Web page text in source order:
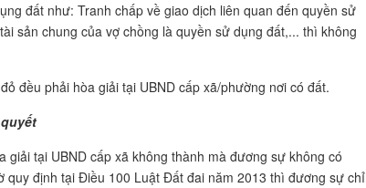
đất như: Tranh chấp về giao dịch liên quan đến quyền sử
sản chung của vợ chồng là quyền sử dụng đất,... thì không
đều phải hòa giải tại UBND cấp xã/phường nơi có đất.
tại UBND cấp xã không thành mà đương sự không có
quy định tại Điều 100 Luật Đất đai năm 2013 thì đương sự chỉ